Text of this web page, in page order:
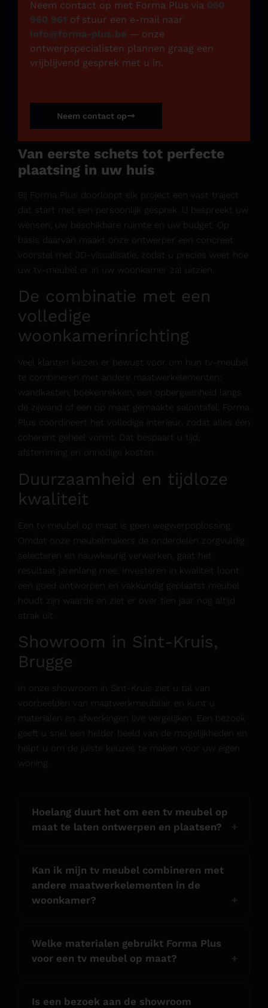
Neem contact op met Forma Plus via 050
960 961 of stuur een e-mail naar
info@forma-plus.be — onze
ontwerpspecialisten plannen graag een
vrijblijvend gesprek met u in.
Neem contact op
Van eerste schets tot perfecte
plaatsing in uw huis
Bij Forma Plus doorloopt elk project een vast traject
dat start met een persoonlijk gesprek. U bespreekt uw
wensen, uw beschikbare ruimte en uw budget. Op
basis daarvan maakt onze ontwerper een concreet
voorstel met 3D-visualisatie, zodat u precies weet hoe
uw tv-meubel er in uw woonkamer zal uitzien.
De combinatie met een
volledige
woonkamerinrichting
Veel klanten kiezen er bewust voor om hun tv-meubel
te combineren met andere maatwerkelementen:
wandkasten, boekenrekken, een opbergeenheid langs
de zijwand of een op maat gemaakte salontafel. Forma
Plus coördineert het volledige interieur , zodat alles één
coherent geheel vormt. Dat bespaart u tijd,
afstemming en onnodige kosten.
Duurzaamheid en tijdloze
kwaliteit
Een tv meubel op maat is geen wegwerpoplossing.
Omdat onze meubelmakers de onderdelen zorgvuldig
selecteren en nauwkeurig verwerken, gaat het
resultaat jarenlang mee. Investeren in kwaliteit loont:
een goed ontworpen en vakkundig geplaatst meubel
houdt zijn waarde en ziet er over tien jaar nog altijd
strak uit.
Showroom in Sint-Kruis,
Brugge
In onze showroom in Sint-Kruis ziet u tal van
voorbeelden van maatwerkmeubilair en kunt u
materialen en afwerkingen live vergelijken. Een bezoek
geeft u snel een helder beeld van de mogelijkheden en
helpt u om de juiste keuzes te maken voor uw eigen
woning.
Hoelang duurt het om een tv meubel op
maat te laten ontwerpen en plaatsen?
Kan ik mijn tv meubel combineren met
andere maatwerkelementen in de
woonkamer?
Welke materialen gebruikt Forma Plus
voor een tv meubel op maat?
Is een bezoek aan de showroom